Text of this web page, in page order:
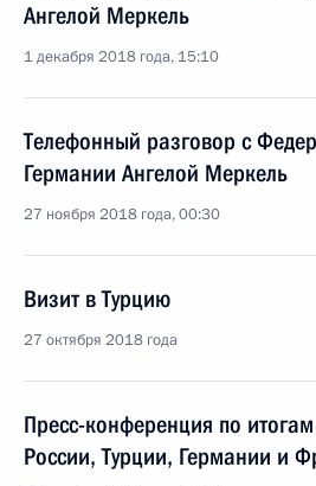
Ангелой Меркель
1 декабря 2018 года, 15:10
Телефонный разговор с
Германии Ангелой Меркель
27 ноября 2018 года, 00:30
Визит в Турцию
27 октября 2018 года
Пресс-конференция по
России, Турции, Германии и